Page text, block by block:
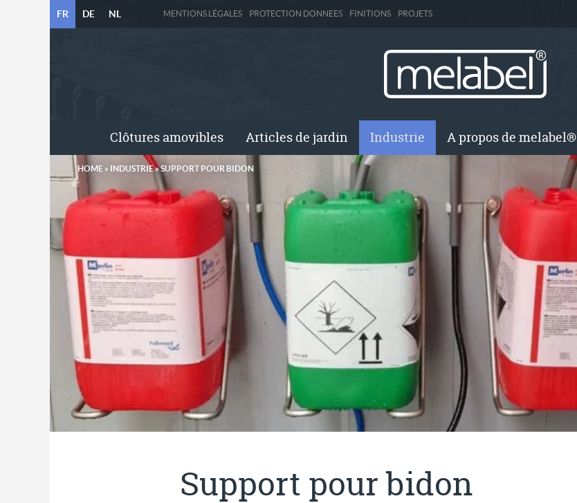
FR DE NL MENTIONS LÉGALES PROTECTION DONNEES FINITIONS PROJETS
Clôtures amovibles Articles de jardin Industrie A propos de melabel®
HOME » INDUSTRIE»SUPPORT POUR BIDON
Support pour bidon